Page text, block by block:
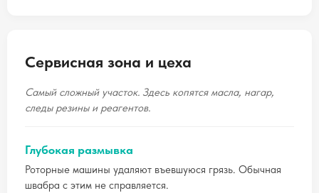
Сервисная зона и цеха
Самый сложный участок. Здесь копятся масла, нагар,
следы резины и реагентов.
Глубокая размывка
Роторные машины удаляют въевшуюся грязь. Обычная
швабра с этим не справляется.